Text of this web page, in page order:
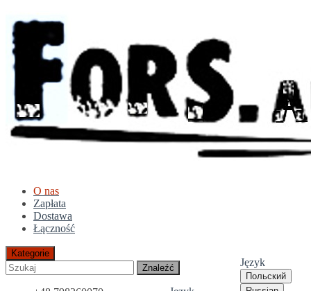
O nas
Zapłata
Dostawa
Łączność
Język
Польский
Kategorie
Znaleźć